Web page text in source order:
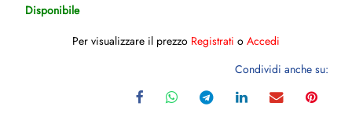
Disponibile
Per visualizzare il prezzo Registrati o Accedi
Condividi anche su: